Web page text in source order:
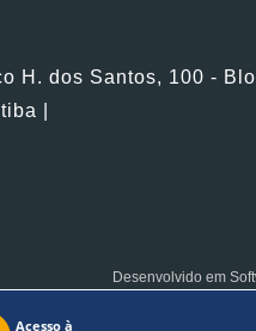
H. dos Santos, 100 -
|
Desenvolvido em